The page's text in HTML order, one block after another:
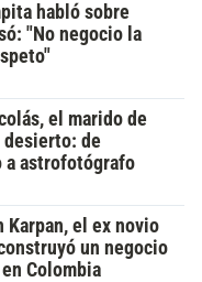
habló sobre
"No negocio la
el marido de
desierto: de
a astrofotógrafo
Karpan, el ex novio
un negocio
Colombia